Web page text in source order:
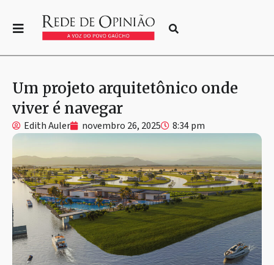
Um projeto arquitetônico onde
viver é navegar
Edith Auler novembro 26, 2025 8:34 pm